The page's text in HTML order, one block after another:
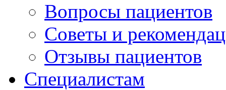
Вопросы пациентов
Советы и
Отзывы пациентов
Специалистам